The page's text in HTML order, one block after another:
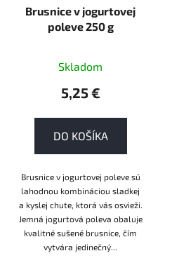
Brusnice v jogurtovej
poleve 250 g
Skladom
5,25 €
DO KOŠÍKA
Brusnice v jogurtovej poleve sú
lahodnou kombináciou sladkej
a kyslej chute, ktorá vás osvieži.
Jemná jogurtová poleva obaluje
kvalitné sušené brusnice, čím
vytvára jedinečný...